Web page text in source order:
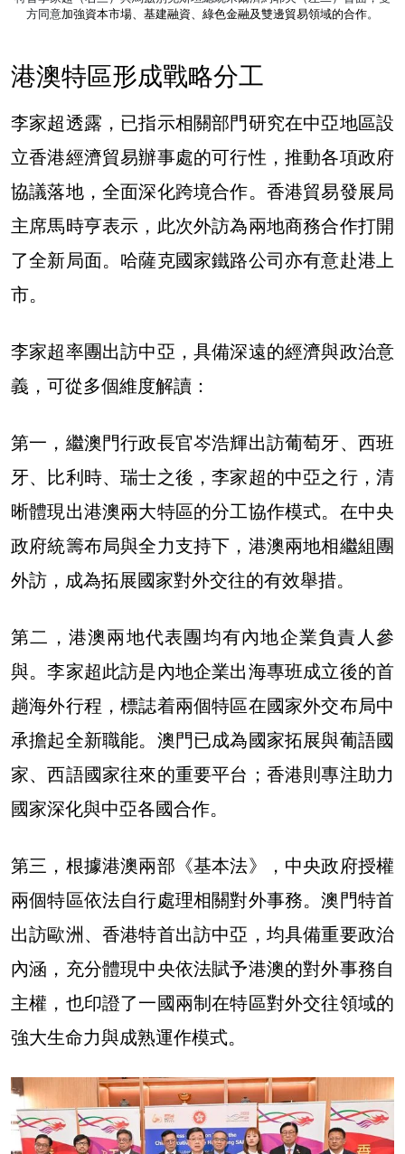
方同意加強資本市場、基建融資、綠色金融及雙邊貿易領域的合作。
港澳特區形成戰略分工
李家超透露，已指示相關部門研究在中亞地區設
立香港經濟貿易辦事處的可行性，推動各項政府
協議落地，全面深化跨境合作。香港貿易發展局
主席馬時亨表示，此次外訪為兩地商務合作打開
了全新局面。哈薩克國家鐵路公司亦有意赴港上
市。
李家超率團出訪中亞，具備深遠的經濟與政治意
義，可從多個維度解讀：
第一，繼澳門行政長官岑浩輝出訪葡萄牙、西班
牙、比利時、瑞士之後，李家超的中亞之行，清
晰體現出港澳兩大特區的分工協作模式。在中央
政府統籌布局與全力支持下，港澳兩地相繼組團
外訪，成為拓展國家對外交往的有效舉措。
第二，港澳兩地代表團均有內地企業負責人參
與。李家超此訪是內地企業出海專班成立後的首
趟海外行程，標誌着兩個特區在國家外交布局中
承擔起全新職能。澳門已成為國家拓展與葡語國
家、西語國家往來的重要平台；香港則專注助力
國家深化與中亞各國合作。
第三，根據港澳兩部《基本法》，中央政府授權
兩個特區依法自行處理相關對外事務。澳門特首
出訪歐洲、香港特首出訪中亞，均具備重要政治
內涵，充分體現中央依法賦予港澳的對外事務自
主權，也印證了一國兩制在特區對外交往領域的
強大生命力與成熟運作模式。